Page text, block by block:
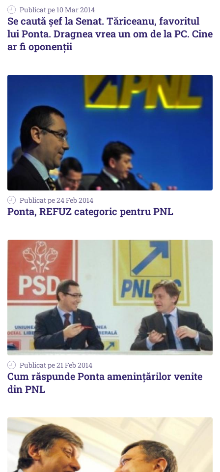
Publicat pe 10 Mar 2014
Se caută șef la Senat. Tăriceanu, favoritul
lui Ponta. Dragnea vrea un om de la PC. Cine
ar fi oponenții
Publicat pe 24 Feb 2014
Ponta, REFUZ categoric pentru PNL
Publicat pe 21 Feb 2014
Cum răspunde Ponta amenințărilor venite
din PNL